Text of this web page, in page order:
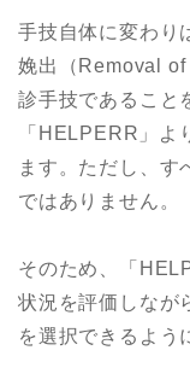
手技自体に変わり
娩出（Removal
診手技であること
「HELPERR」よ
ます。ただし、す
ではありません。
そのため、「
状況を評価しなが
を選択できるよう